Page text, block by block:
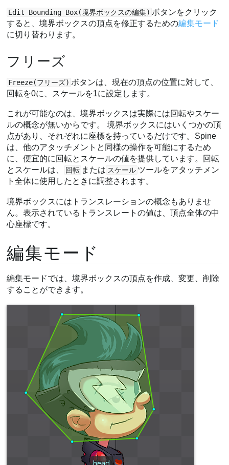
Edit Bounding Box(境界ボックスの編集) ボタンをクリック
すると、境界ボックスの頂点を修正するための編集モード
に切り替わります。
フリーズ
Freeze(フリーズ) ボタンは、現在の頂点の位置に対して、
回転を0に、スケールを1に設定します。
これが可能なのは、境界ボックスは実際には回転やスケー
ルの概念が無いからです。 境界ボックスにはいくつかの頂
点があり、それぞれに座標を持っているだけです。Spine
は、他のアタッチメントと同様の操作を可能にするため
に、便宜的に回転とスケールの値を提供しています。回転
とスケールは、
回転 または スケール ツールをアタッチメン
ト全体に使用したときに調整されます。
境界ボックスにはトランスレーションの概念もありませ
ん。表示されているトランスレートの値は、頂点全体の中
心座標です。
編集モード
編集モードでは、境界ボックスの頂点を作成、変更、削除
することができます。